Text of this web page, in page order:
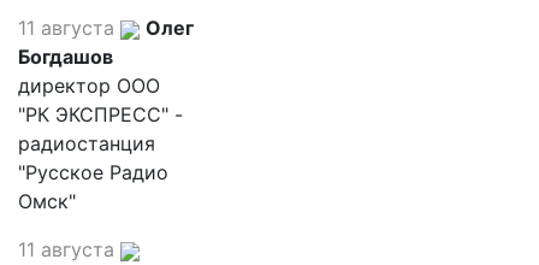
11 августа
Олег
Богдашов
директор ООО
"РК ЭКСПРЕСС" -
радиостанция
"Русское Радио
Омск"
11 августа